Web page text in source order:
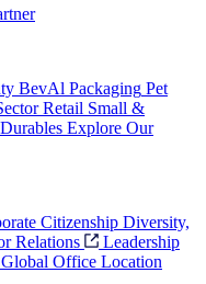
BevAl Packaging Pet
Retail Small &
Explore Our
Citizenship Diversity,
Relations
Leadership
Global Office Location